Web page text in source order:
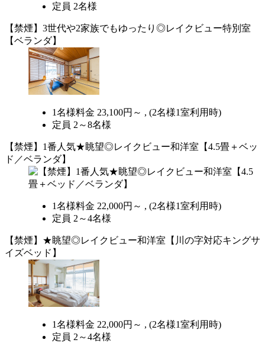
定員 2名様
【禁煙】3世代や2家族でもゆったり◎レイクビュー特別室
【ベランダ】
1名様料金 23,100円～ , (2名様1室利用時)
定員 2～8名様
【禁煙】1番人気★眺望◎レイクビュー和洋室【4.5畳＋ベッ
ド／ベランダ】
1名様料金 22,000円～ , (2名様1室利用時)
定員 2～4名様
【禁煙】★眺望◎レイクビュー和洋室【川の字対応キングサ
イズベッド】
1名様料金 22,000円～ , (2名様1室利用時)
定員 2～4名様